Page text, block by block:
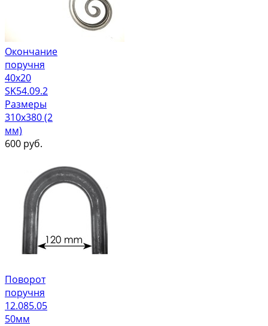
Окончание
поручня
40х20
SK54.09.2
Размеры
310х380 (2
мм)
600 руб.
Поворот
поручня
12.085.05
50мм